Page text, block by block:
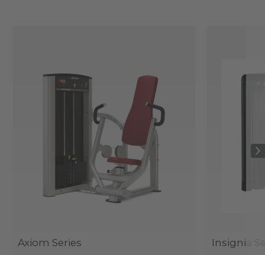
Axiom Series Insignia